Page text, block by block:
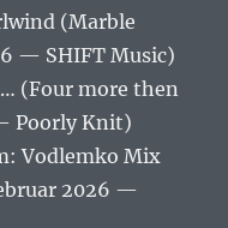
(Marble
— SHIFT Music)
(Four more then
Poorly Knit)
Vodlemko Mix
2026 —